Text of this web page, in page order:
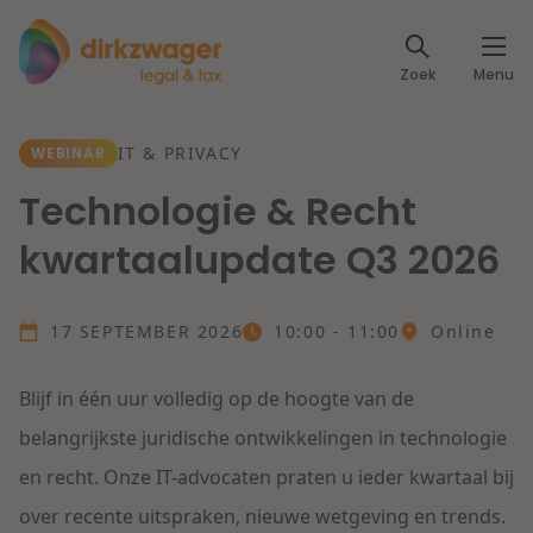
Zoek Menu
Expertises
Fiscaal
Arbeid & Pensioen
IT & Privacy
IE & Innovatie
Lees meer
Dichtbij een toekomstbestendige zorg
Lees meer
Events
Specialisten
Over ons
Werken bij
WEBINAR IT & PRIVACY
Technologie & Recht
kwartaalupdate Q3 2026
17 SEPTEMBER 2026 10:00 - 11:00 Online
Blijf in één uur volledig op de hoogte van de
belangrijkste juridische ontwikkelingen in technologie
en recht. Onze IT-advocaten praten u ieder kwartaal bij
over recente uitspraken, nieuwe wetgeving en trends.